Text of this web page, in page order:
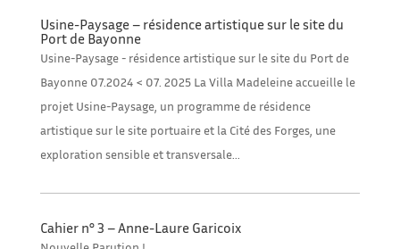
Usine-Paysage – résidence artistique sur le site du
Port de Bayonne
Usine-Paysage - résidence artistique sur le site du Port de
Bayonne 07.2024 < 07. 2025 La Villa Madeleine accueille le
projet Usine-Paysage, un programme de résidence
artistique sur le site portuaire et la Cité des Forges, une
exploration sensible et transversale...
Cahier n° 3 – Anne-Laure Garicoix